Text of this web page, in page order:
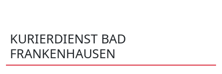
KURIERDIENST BAD
FRANKENHAUSEN